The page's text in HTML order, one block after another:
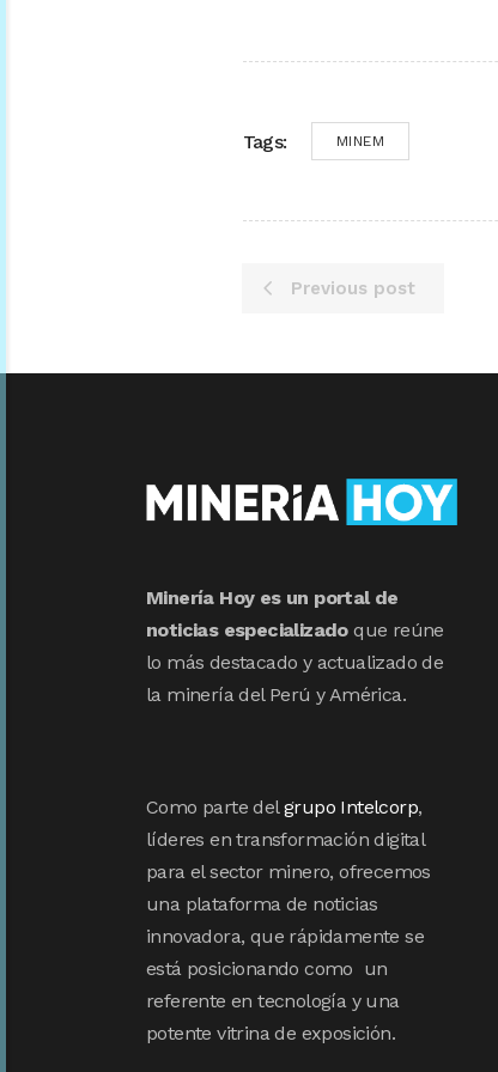
Tags: MINEM
Previous post
Minería Hoy es un portal de
noticias especializadoque reúne
lo más destacado y actualizado de
la minería del Perú y América.
Como parte delgrupo Intelcorp,
líderes en transformación digital
para el sector minero, ofrecemos
una plataforma de noticias
innovadora, que rápidamente se
está posicionando como un
referente en tecnología y una
potente vitrina de exposición.